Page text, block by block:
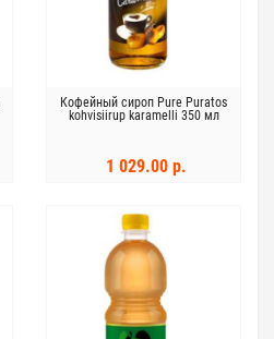
Кофейный сироп Pure Puratos
kohvisiirup karamelli 350 мл
1 029.00 р.